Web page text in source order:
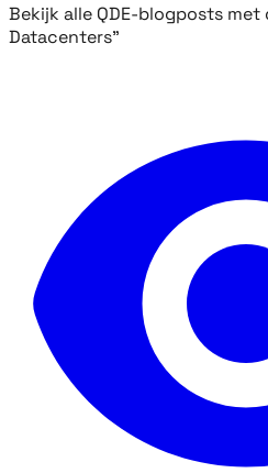
Bekijk alle QDE-blogposts met
Datacenters"